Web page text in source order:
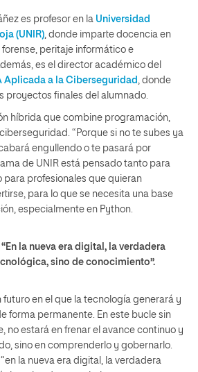
es profesor en la Universidad
(UNIR), donde imparte docencia en
peritaje informático e
es el director académico del
Aplicada a la Ciberseguridad, donde
proyectos finales del alumnado.
híbrida que combine programación,
“Porque si no te subes ya
engullendo o te pasará por
de UNIR está pensado tanto para
para profesionales que quieran
para lo que se necesita una base
especialmente en Python.
“En la nueva era digital, la verdadera
sino de conocimiento”.
futuro en el que la tecnología generará y
forma permanente. En este bucle sin
no estará en frenar el avance continuo y
sino en comprenderlo y gobernarlo.
la nueva era digital, la verdadera